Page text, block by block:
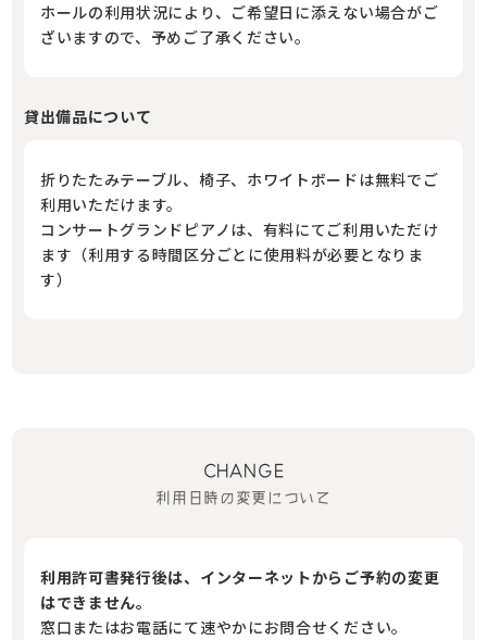
ホールの利用状況により、ご希望日に添えない場合がご
ざいますので、予めご了承ください。
貸出備品について
折りたたみテーブル、椅子、ホワイトボードは無料でご
利用いただけます。
コンサートグランドピアノは、有料にてご利用いただけ
ます（利用する時間区分ごとに使用料が必要となりま
す）
CHANGE
利用日時の変更について
利用許可書発行後は、インターネットからご予約の変更
はできません。
窓口またはお電話にて速やかにお問合せください。